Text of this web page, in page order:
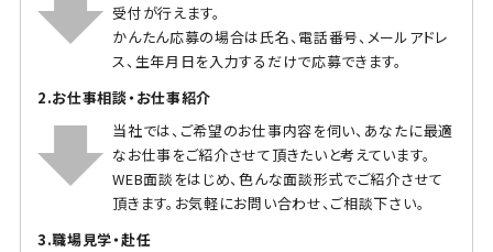
受付が行えます。
かんたん応募の場合は氏名、電話番号、メールアドレ
ス、生年月日を入力するだけで応募できます。
2.お仕事相談・お仕事紹介
当社では、ご希望のお仕事内容を伺い、あなたに最適
なお仕事をご紹介させて頂きたいと考えています。
WEB面談をはじめ、色んな面談形式でご紹介させて
頂きます。お気軽にお問い合わせ、ご相談下さい。
3.職場見学・赴任